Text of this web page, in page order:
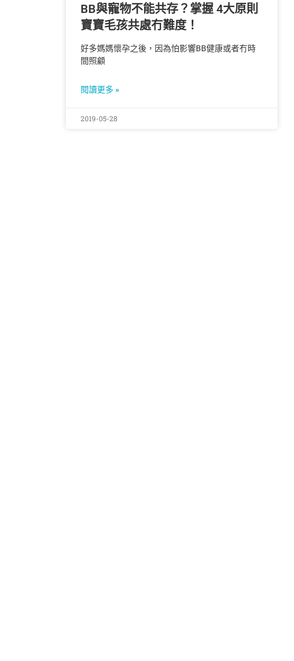
BB與寵物不能共存？掌握 4大原則
寶寶毛孩共處冇難度！
好多媽媽懷孕之後，因為怕影響BB健康或者冇時
間照顧
閱讀更多 »
2019-05-28